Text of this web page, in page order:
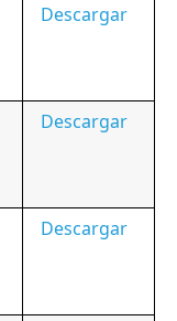
Descargar
Descargar
Descargar